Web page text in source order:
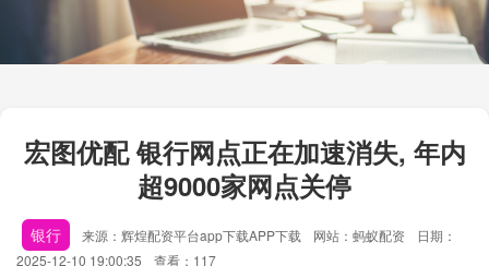
宏图优配 银行网点正在加速消失, 年内
超9000家网点关停
银行 来源：辉煌配资平台app下载APP下载 网站：蚂蚁配资
日期：
2025-12-10 19:00:35
查看：117